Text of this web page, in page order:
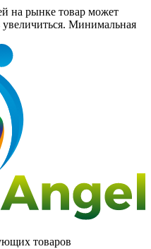
на рынке товар может
увеличиться. Минимальная
товаров